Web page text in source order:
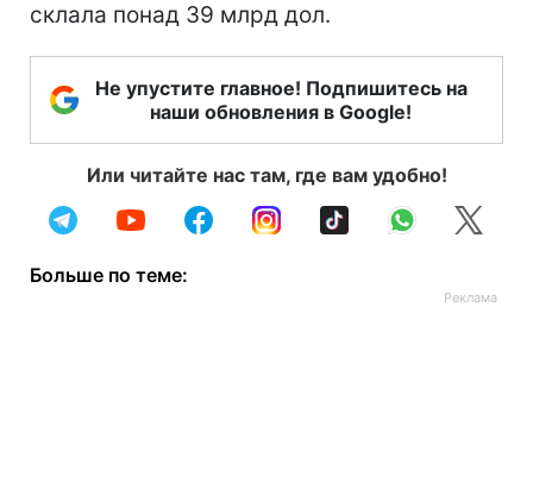
склала понад 39 млрд дол.
Не упустите главное! Подпишитесь на
наши обновления в Google!
Или читайте нас там, где вам удобно!
Больше по теме: